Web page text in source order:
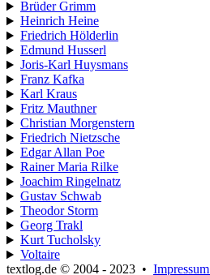
Brüder Grimm
Heinrich Heine
Friedrich Hölderlin
Edmund Husserl
Joris-Karl Huysmans
Franz Kafka
Karl Kraus
Fritz Mauthner
Christian Morgenstern
Friedrich Nietzsche
Edgar Allan Poe
Rainer Maria Rilke
Joachim Ringelnatz
Gustav Schwab
Theodor Storm
Georg Trakl
Kurt Tucholsky
Voltaire
textlog.de © 2004 - 2023 • Impressum